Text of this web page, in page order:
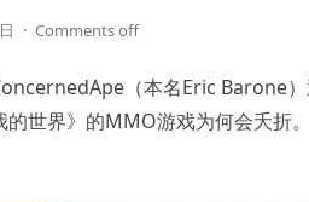
· Comments off
（本名Eric Barone
的世界》的MMO游戏为何会夭折